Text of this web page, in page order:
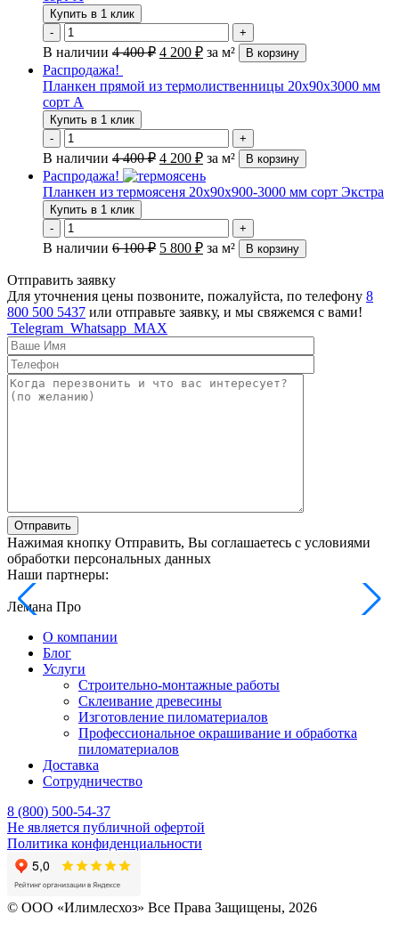
Купить в 1 клик
-
+
В наличии 4 400₽ 4 200 ₽ за м² В корзину
Распродажа!
Планкен прямой из термолиственницы 20х90х3000 мм
сорт А
Купить в 1 клик
-
+
В наличии 4 400₽ 4 200 ₽ за м² В корзину
Распродажа!
Планкен из термоясеня 20х90х900-3000 мм сорт Экстра
Купить в 1 клик
-
+
В наличии 6 100₽ 5 800 ₽ за м² В корзину
Отправить заявку
Для уточнения цены позвоните, пожалуйста, по телефону 8
800 500 5437 или отправьте заявку, и мы свяжемся с вами!
Telegram Whatsapp MAX
Отправить
Нажимая кнопку Отправить, Вы соглашаетесь с условиями
обработки персональных данных
Наши партнеры:
Лемана Про
О компании
Блог
Услуги
Строительно-монтажные работы
Склеивание древесины
Изготовление пиломатериалов
Профессиональное окрашивание и обработка
пиломатериалов
Доставка
Сотрудничество
8 (800) 500-54-37
Не является публичной офертой
Политика конфиденциальности
© OOO «Илимлесхоз» Все Права Защищены, 2026